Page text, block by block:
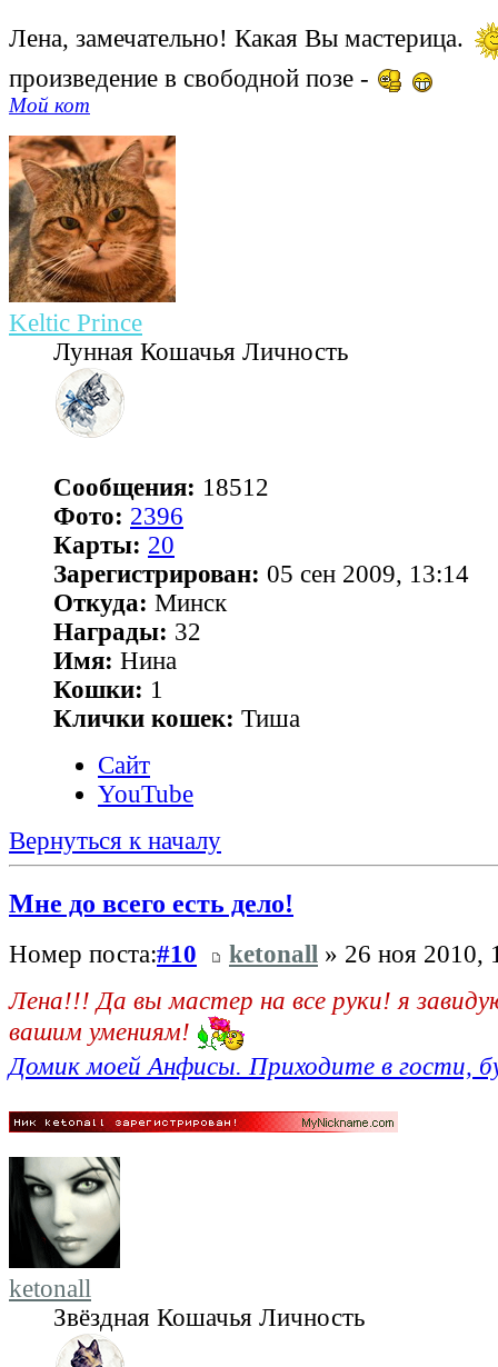
Лена, замечательно! Какая Вы мастерица.
произведение в свободной позе -
Мой кот
Keltic Prince
Лунная Кошачья Личность
Сообщения: 18512
Фото: 2396
Карты: 20
Зарегистрирован: 05 сен 2009, 13:14
Откуда: Минск
Награды: 32
Имя: Нина
Кошки: 1
Клички кошек: Тиша
Сайт
YouTube
Вернуться к началу
Мне до всего есть дело!
Номер поста:#10 ketonall » 26 ноя 2010,
Лена!!! Да вы мастер на все руки! я
вашим умениям!
Домик моей Анфисы. Приходите в гости,
ketonall
Звёздная Кошачья Личность